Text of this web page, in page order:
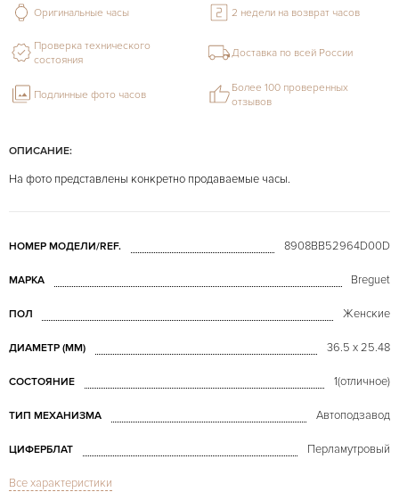
ОПИСАНИЕ:
На фото представлены конкретно продаваемые часы.
НОМЕР МОДЕЛИ/REF. 8908BB52964D00D
МАРКА Breguet
ПОЛ Женские
ДИАМЕТР (MM) 36.5 x 25.48
СОСТОЯНИЕ 1(отличное)
ТИП МЕХАНИЗМА Автоподзавод
ЦИФЕРБЛАТ Перламутровый
СТЕКЛО
Все характеристики
Оригинальные часы 2 недели на возврат часов
Проверка технического
состояния
Доставка по всей России
Подлинные фото часов
Более 100 проверенных
отзывов